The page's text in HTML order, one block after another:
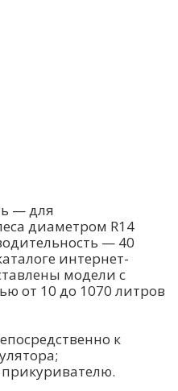
— для
диаметром R14
— 40
интернет-
модели с
от 10 до 1070 литров
к